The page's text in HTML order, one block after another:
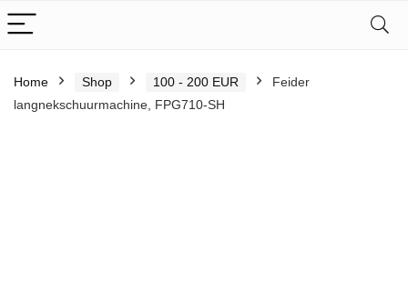
Home Shop 100 - 200 EUR
Feider
langnekschuurmachine, FPG710-SH